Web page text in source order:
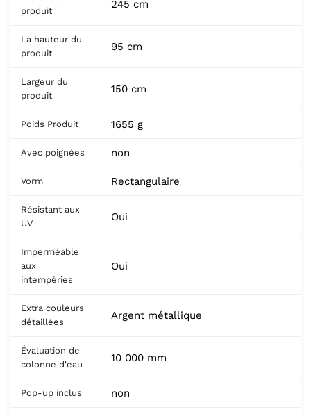
produit
245 cm
La hauteur du
produit
95 cm
Largeur du
produit
150 cm
Poids Produit 1655 g
Avec poignées non
Vorm Rectangulaire
Résistant aux
UV
Oui
Imperméable
aux
intempéries
Oui
Extra couleurs
détaillées
Argent métallique
Évaluation de
colonne d'eau
10 000 mm
Pop-up inclus non